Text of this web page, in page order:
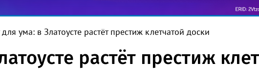
ума: в Златоусте растёт престиж клетчатой доски
растёт престиж